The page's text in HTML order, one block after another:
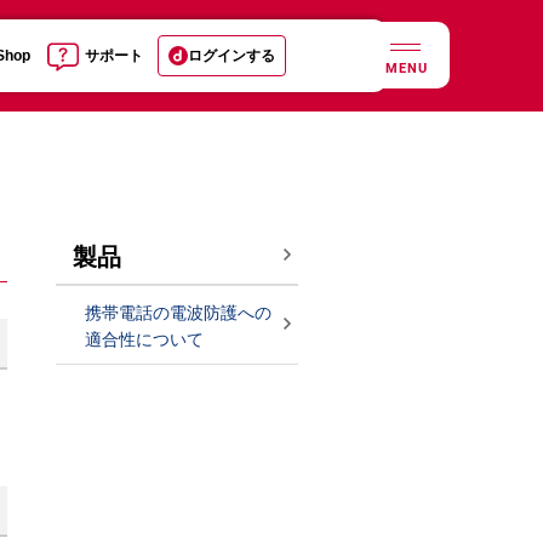
サポート ログインする
MENU
製品
携帯電話の電波防護への
適合性について